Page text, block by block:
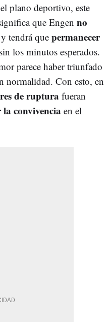
plano deportivo, este
que Engen no
y tendrá que permanecer
los minutos esperados.
parece haber triunfado
normalidad. Con esto, en
de ruptura fueran
convivencia en el